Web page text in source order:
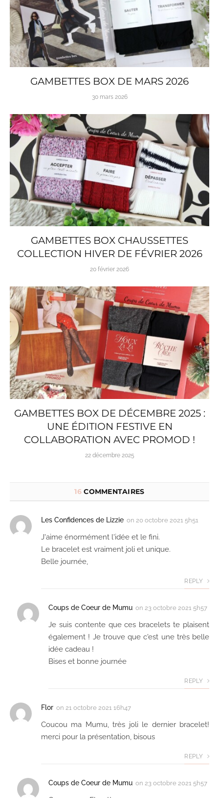
GAMBETTES BOX DE MARS 2026
30 mars 2026
GAMBETTES BOX CHAUSSETTES
COLLECTION HIVER DE FÉVRIER 2026
20 février 2026
GAMBETTES BOX DE DÉCEMBRE 2025 :
UNE ÉDITION FESTIVE EN
COLLABORATION AVEC PROMOD !
22 décembre 2025
16COMMENTAIRES
Les Confidences de Lizzie on 20 octobre 2021 5h51
J'aime énormément l'idée et le fini.
Le bracelet est vraiment joli et unique.
Belle journée,
REPLY
Coups de Coeur de Mumu on 23 octobre 2021 5h57
Je suis contente que ces bracelets te plaisent
également ! Je trouve que c'est une très belle
idée cadeau !
Bises et bonne journée
REPLY
Flor on 21 octobre 2021 16h47
Coucou ma Mumu, très joli le dernier bracelet!
merci pour la présentation, bisous
REPLY
Coups de Coeur de Mumu on 23 octobre 2021 5h57